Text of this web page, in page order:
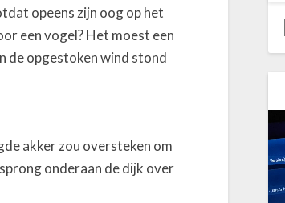
opeens zijn oog op het
een vogel? Het moest een
de opgestoken wind stond
akker zou oversteken om
onderaan de dijk over